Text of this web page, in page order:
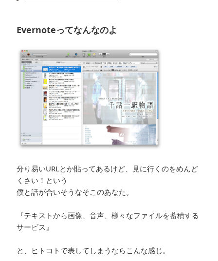
Evernoteってなんなのよ
分り易いURLとか貼ってあるけど、見に行くのをめんど
くさい！という
僕と話が合いそうなそこのあなた。
『テキストから画像、音声、様々なファイルを蓄積する
サービス』
と、ヒトコトで表してしまうならこんな感じ。